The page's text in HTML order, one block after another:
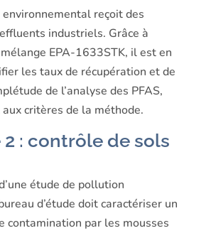
reçoit des
industriels. Grâce à
EPA-1633STK, il est en
les taux de récupération et de
de l’analyse des PFAS,
critères de la méthode.
2 : contrôle de sols
étude de pollution
d’étude doit caractériser un
contamination par les mousses